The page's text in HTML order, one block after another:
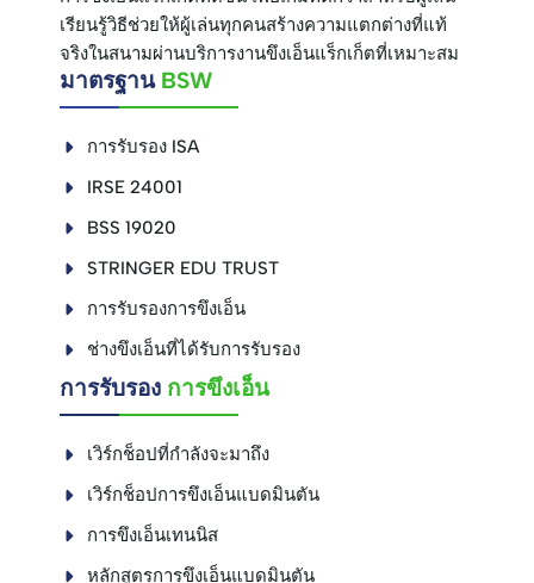
เรียนรู้วิธีช่วยให้ผู้เล่นทุกคนสร้างความแตกต่างที่แท้
จริงในสนามผ่านบริการงานขึงเอ็นแร็กเก็ตที่เหมาะสม
มาตรฐาน BSW
การรับรอง ISA
IRSE 24001
BSS 19020
STRINGER EDU TRUST
การรับรองการขึงเอ็น
ช่างขึงเอ็นที่ได้รับการรับรอง
การรับรอง การขึงเอ็น
เวิร์กช็อปที่กำลังจะมาถึง
เวิร์กช็อปการขึงเอ็นแบดมินตัน
การขึงเอ็นเทนนิส
หลักสูตรการขึงเอ็นแบดมินตัน